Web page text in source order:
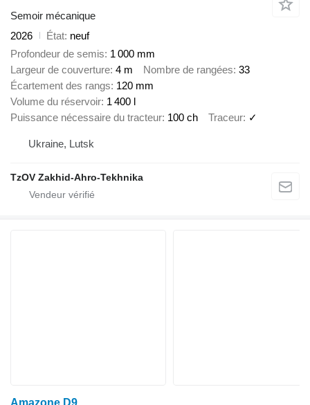
Semoir mécanique
2026
État neuf
Profondeur de semis 1 000 mm
Largeur de couverture 4 m Nombre de rangées 33
Écartement des rangs 120 mm
Volume du réservoir 1 400 l
Puissance nécessaire du tracteur 100 ch Traceur ✓
Ukraine, Lutsk
TzOV Zakhid-Ahro-Tekhnika
Amazone D9